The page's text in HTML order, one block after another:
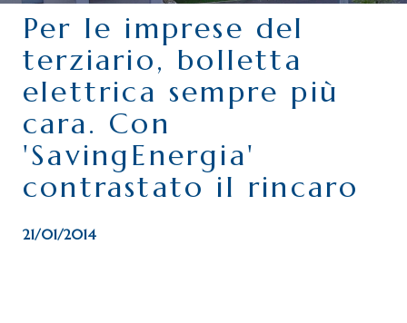
PERCHÉ ASSOCIARSI?
DOVE SIAMO
CONTATTI
Per le imprese del
terziario, bolletta
elettrica sempre più
cara. Con
'SavingEnergia'
contrastato il rincaro
21/01/2014